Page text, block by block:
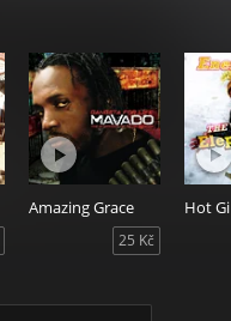
Amazing Grace
25 Kč